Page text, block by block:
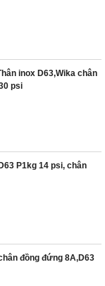
inox D63,Wika chân
psi
P1kg 14 psi, chân
đồng đứng 8A,D63